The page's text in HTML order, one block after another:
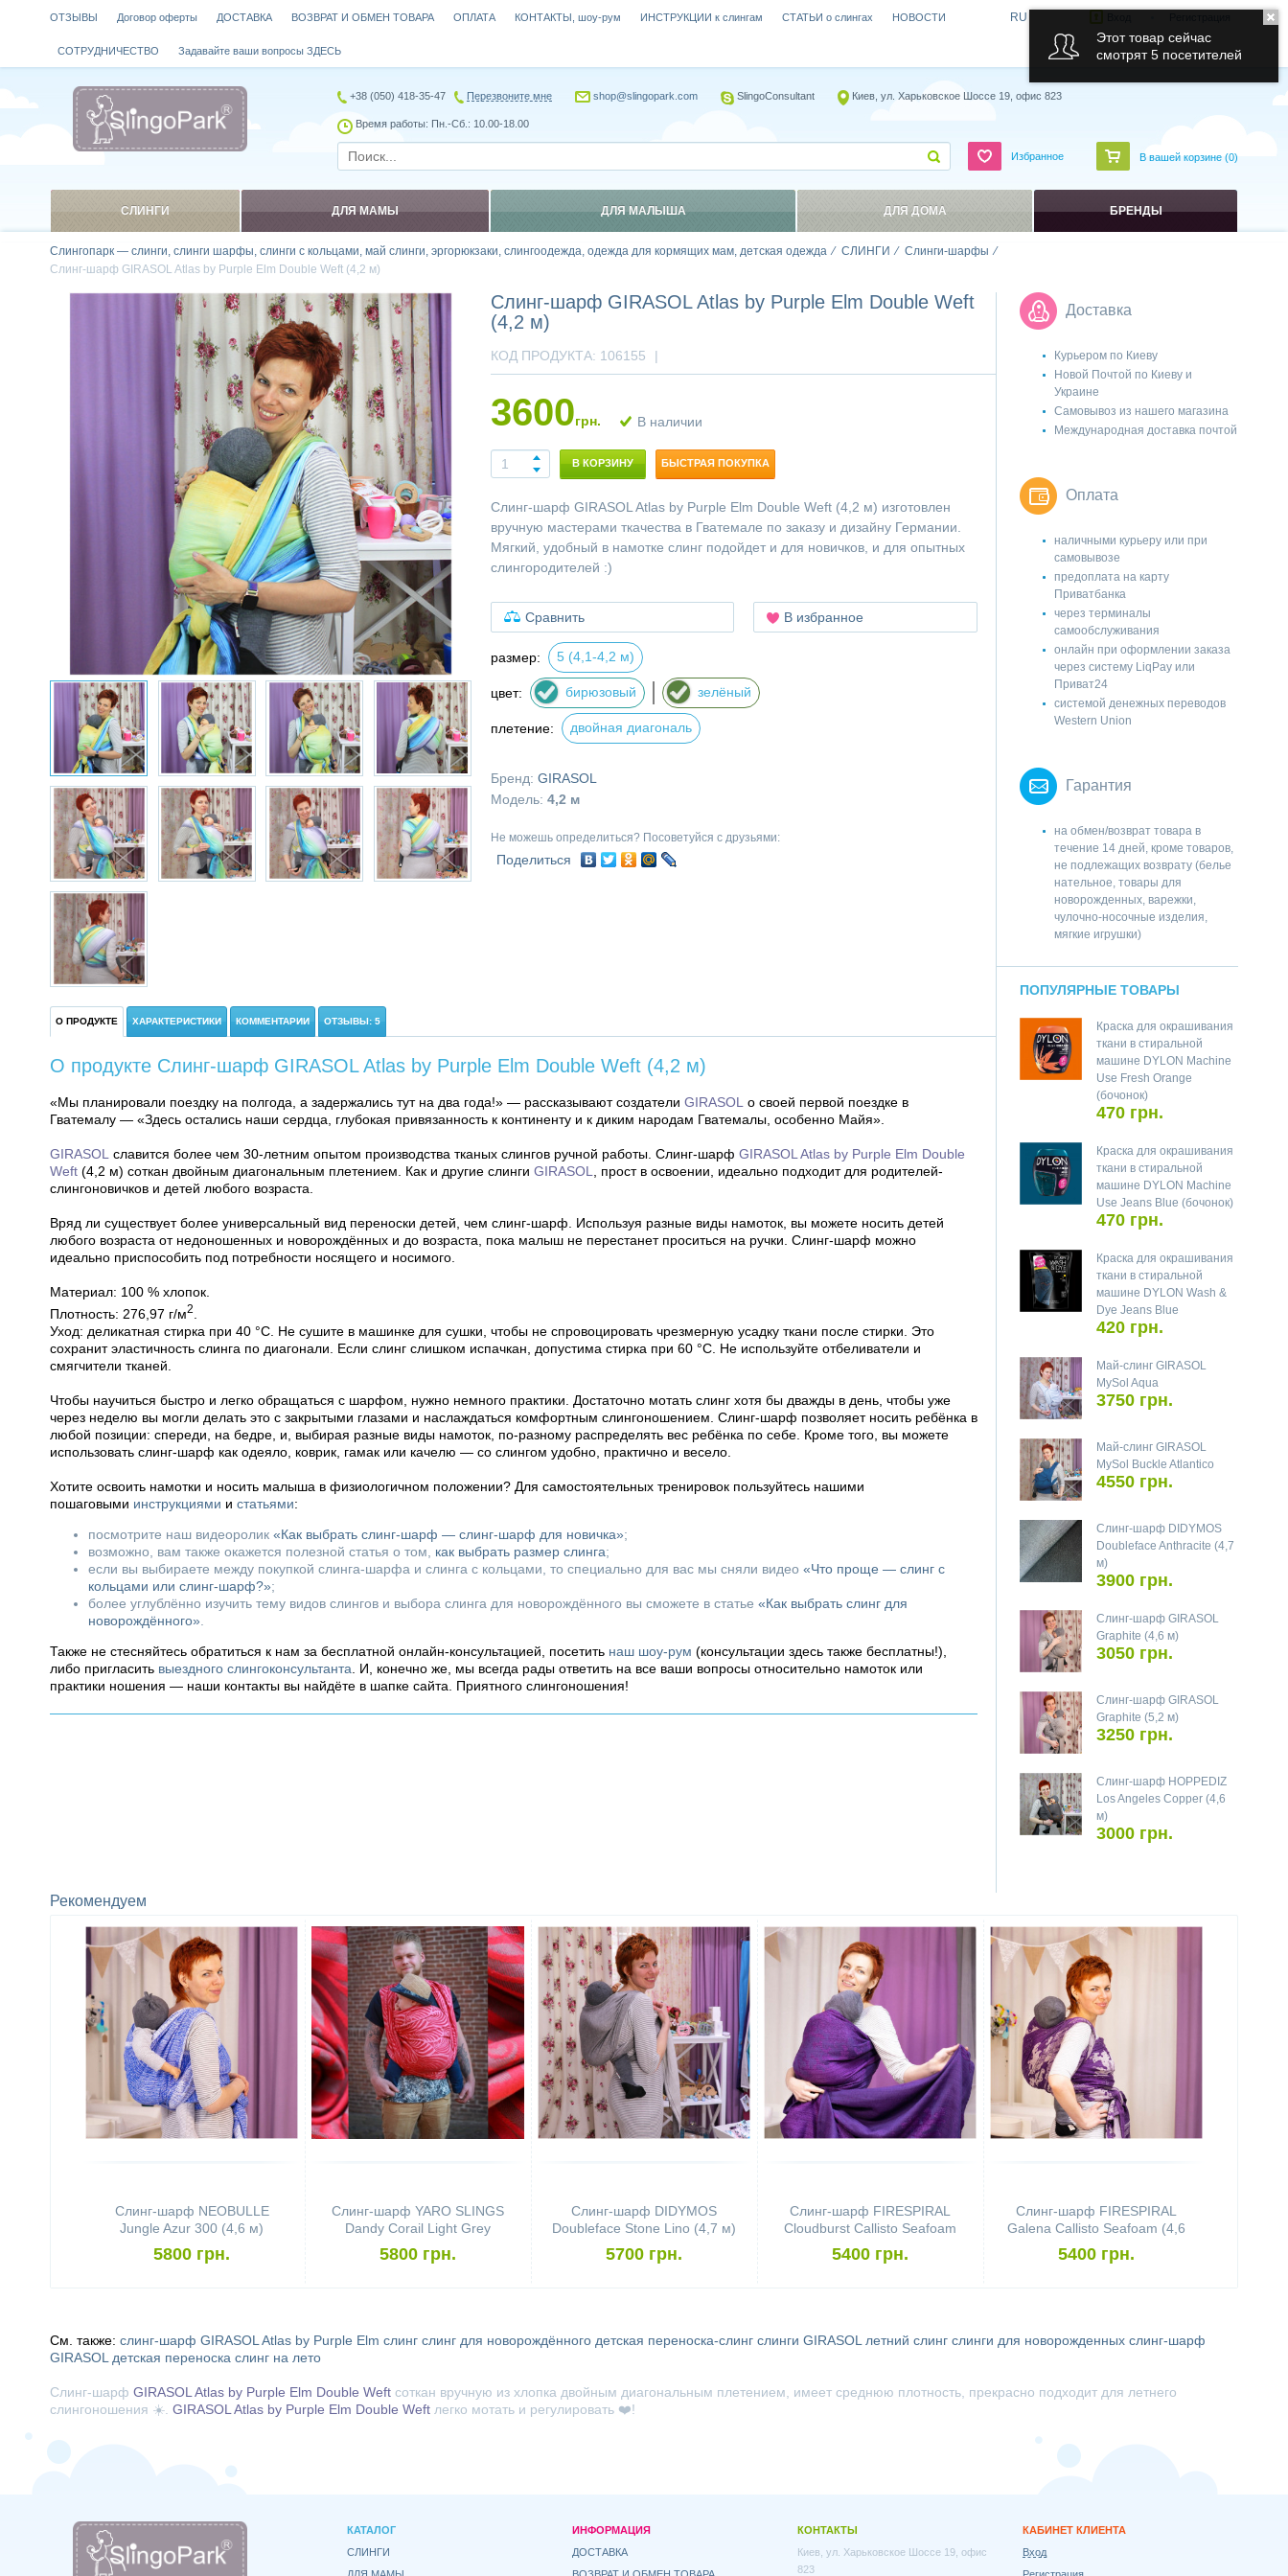
Слингопарк — слинги, слинги шарфы, слинги с кольцами, май слинги, эргорюкзаки, слингоодежда, одежда для кормящих мам, детская одежда СЛИНГИ
Слинги-шарфы
Слинг-шарф GIRASOL Atlas by Purple Elm Double Weft (4,2 м)
Слинг-шарф GIRASOL Atlas by Purple Elm Double Weft
(4,2 м)
КОД ПРОДУКТА: 106155 |
3600грн. В наличии
В КОРЗИНУ БЫСТРАЯ ПОКУПКА
Слинг-шарф GIRASOL Atlas by Purple Elm Double Weft (4,2 м) изготовлен
вручную мастерами ткачества в Гватемале по заказу и дизайну Германии.
Мягкий, удобный в намотке слинг подойдет и для новичков, и для опытных
слингородителей :)
Сравнить В избранное
размер: 5 (4,1-4,2 м)
цвет: бирюзовый зелёный
плетение: двойная диагональ
Бренд: GIRASOL
Модель: 4,2 м
Не можешь определиться? Посоветуйся с друзьями:
Поделиться
О ПРОДУКТЕ ХАРАКТЕРИСТИКИ КОММЕНТАРИИ ОТЗЫВЫ: 5
О продукте Слинг-шарф GIRASOL Atlas by Purple Elm Double Weft (4,2 м)
«Мы планировали поездку на полгода, а задержались тут на два года!» — рассказывают создатели GIRASOL о своей первой поездке в
Гватемалу — «Здесь остались наши сердца, глубокая привязанность к континенту и к диким народам Гватемалы, особенно Майя».
GIRASOL славится более чем 30-летним опытом производства тканых слингов ручной работы. Слинг-шарф GIRASOL Atlas by Purple Elm Double
Weft (4,2 м) соткан двойным диагональным плетением. Как и другие слинги GIRASOL
, прост в освоении, идеально подходит для родителей-
слингоновичков и детей любого возраста.
Вряд ли существует более универсальный вид переноски детей, чем слинг-шарф. Используя разные виды намоток, вы можете носить детей
любого возраста от недоношенных и новорождённых и до возраста, пока малыш не перестанет проситься на ручки. Слинг-шарф можно
идеально приспособить под потребности носящего и носимого.
Материал: 100 % хлопок.
Плотность: 276,97 г/м2
Уход: деликатная стирка при 40 °С. Не сушите в машинке для сушки, чтобы не спровоцировать чрезмерную усадку ткани после стирки. Это
сохранит эластичность слинга по диагонали. Если слинг слишком испачкан, допустима стирка при 60 °C. Не используйте отбеливатели и
смягчители тканей.
Чтобы научиться быстро и легко обращаться с шарфом, нужно немного практики. Достаточно мотать слинг хотя бы дважды в день, чтобы уже
через неделю вы могли делать это с закрытыми глазами и наслаждаться комфортным слингоношением. Слинг-шарф позволяет носить ребёнка в
любой позиции: спереди, на бедре, и, выбирая разные виды намоток, по-разному распределять вес ребёнка по себе. Кроме того, вы можете
использовать слинг-шарф как одеяло, коврик, гамак или качелю — со слингом удобно, практично и весело.
Хотите освоить намотки и носить малыша в физиологичном положении? Для самостоятельных тренировок пользуйтесь нашими
пошаговыми инструкциями и статьями:
посмотрите наш видеоролик «Как выбрать слинг-шарф — слинг-шарф для новичка»;
возможно, вам также окажется полезной статья о том, как выбрать размер слинга;
если вы выбираете между покупкой слинга-шарфа и слинга с кольцами, то специально для вас мы сняли видео «Что проще — слинг с
кольцами или слинг-шарф?»;
более углублённо изучить тему видов слингов и выбора слинга для новорождённого вы сможете в статье «Как выбрать слинг для
новорождённого»
Также не стесняйтесь обратиться к нам за бесплатной онлайн-консультацией, посетить наш шоу-рум (консультации здесь также бесплатны!),
либо пригласить выездного слингоконсультанта . И, конечно же, мы всегда рады ответить на все ваши вопросы относительно намоток или
практики ношения — наши контакты вы найдёте в шапке сайта. Приятного слингоношения!
Доставка
Курьером по Киеву
Новой Почтой по Киеву и
Украине
Самовывоз из нашего магазина
Международная доставка почтой
Оплата
наличными курьеру или при
самовывозе
предоплата на карту
Приватбанка
через терминалы
самообслуживания
онлайн при оформлении заказа
через систему LiqPay или
Приват24
системой денежных переводов
Western Union
Гарантия
на обмен/возврат товара в
течение 14 дней, кроме товаров,
не подлежащих возврату (белье
нательное, товары для
новорожденных, варежки,
чулочно-носочные изделия,
мягкие игрушки)
ПОПУЛЯРНЫЕ ТОВАРЫ
Краска для окрашивания
ткани в стиральной
машине DYLON Machine
Use Fresh Orange
(бочонок)
470 грн.
Краска для окрашивания
ткани в стиральной
машине DYLON Machine
Use Jeans Blue (бочонок)
470 грн.
Краска для окрашивания
ткани в стиральной
машине DYLON Wash &
Dye Jeans Blue
420 грн.
Май-слинг GIRASOL
MySol Aqua
3750 грн.
Май-слинг GIRASOL
MySol Buckle Atlantico
4550 грн.
Слинг-шарф DIDYMOS
Doubleface Anthracite (4,7
м)
3900 грн.
Слинг-шарф GIRASOL
Graphite (4,6 м)
3050 грн.
Слинг-шарф GIRASOL
Graphite (5,2 м)
3250 грн.
Слинг-шарф HOPPEDIZ
Los Angeles Copper (4,6
м)
3000 грн.
Рекомендуем
Слинг-шарф NEOBULLE
Jungle Azur 300 (4,6 м)
5800 грн.
Слинг-шарф YARO SLINGS
Dandy Corail Light Grey
Cashmere (4,2 м)
5800 грн.
Слинг-шарф DIDYMOS
Doubleface Stone Lino (4,7 м)
5700 грн.
Слинг-шарф FIRESPIRAL
Cloudburst Callisto Seafoam
(4,6 м)
5400 грн.
Слинг-шарф FIRESPIRAL
Galena Callisto Seafoam (4,6
м)
5400 грн.
См. также: слинг-шарф GIRASOL Atlas by Purple Elm слинг слинг для новорождённого детская переноска-слинг слинги GIRASOL летний слинг слинги для новорожденных слинг-шарф
GIRASOL детская переноска слинг на лето
Слинг-шарф GIRASOL Atlas by Purple Elm Double Weft соткан вручную из хлопка двойным диагональным плетением, имеет среднюю плотность, прекрасно подходит для летнего
слингоношения ☀️. GIRASOL Atlas by Purple Elm Double Weft легко мотать и регулировать ❤️!
ОТЗЫВЫ Договор оферты ДОСТАВКА ВОЗВРАТ И ОБМЕН ТОВАРА ОПЛАТА КОНТАКТЫ, шоу-рум ИНСТРУКЦИИ к слингам СТАТЬИ о слингах НОВОСТИ
СОТРУДНИЧЕСТВО Задавайте ваши вопросы ЗДЕСЬ
RU
+38 (050) 418-35-47 Перезвоните мне shop@slingopark.com SlingoConsultant Киев, ул. Харьковское Шоссе 19, офис 823
Время работы: Пн.-Сб.: 10.00-18.00
Избранное В вашей корзине (0)
СЛИНГИ ДЛЯ МАМЫ ДЛЯ МАЛЫША ДЛЯ ДОМА БРЕНДЫ
КАТАЛОГ
СЛИНГИ
ИНФОРМАЦИЯ
ДОСТАВКА
КОНТАКТЫ
Киев, ул. Харьковское Шоссе 19, офис
823
КАБИНЕТ КЛИЕНТА
Вход
Этот товар сейчас
смотрят 5 посетителей